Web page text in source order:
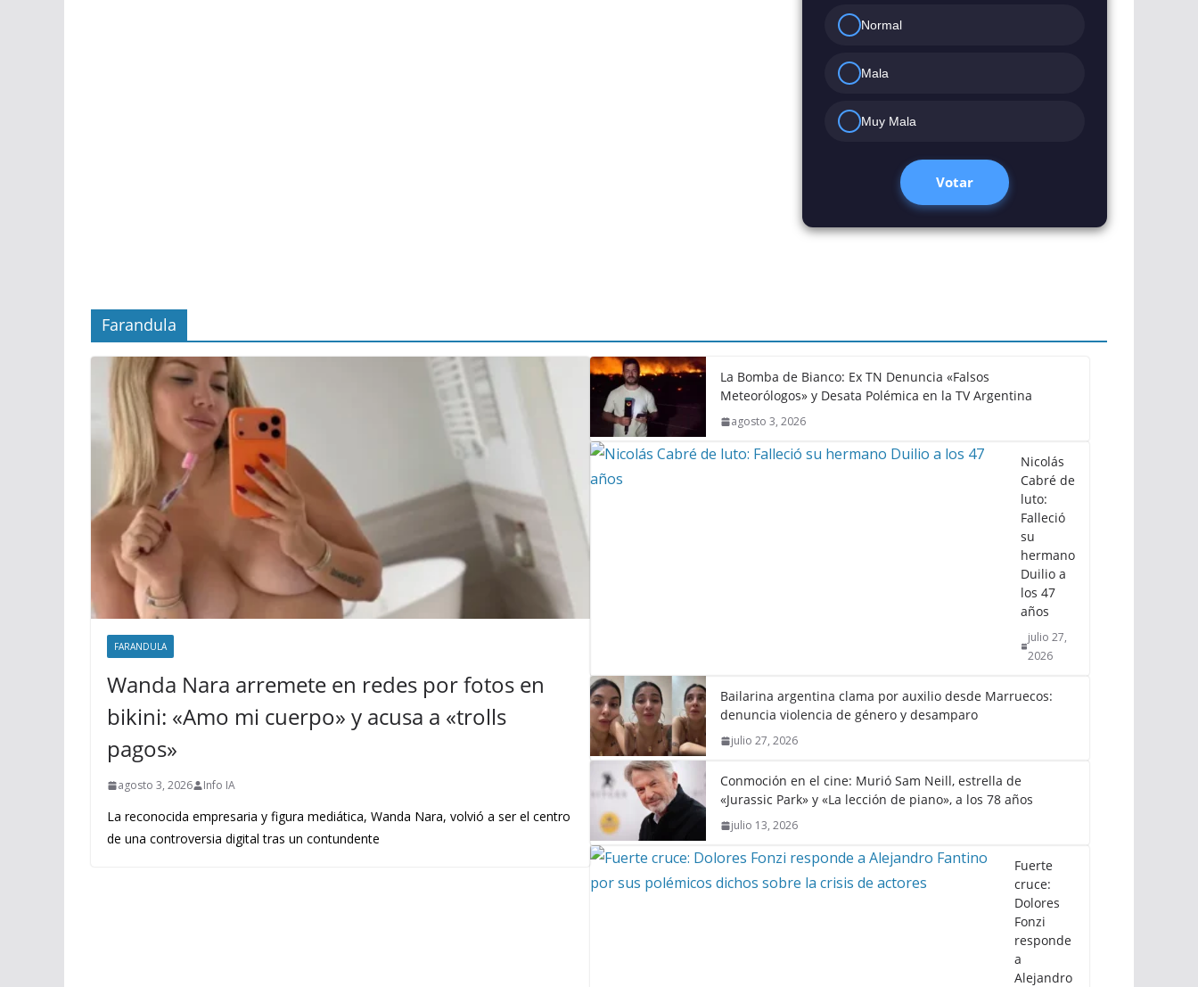
Normal
Mala
Muy Mala
Votar
Farandula
FARANDULA
Wanda Nara arremete en redes por fotos en
bikini: «Amo mi cuerpo» y acusa a «trolls
pagos»
agosto 3, 2026 Info IA
La reconocida empresaria y figura mediática, Wanda Nara, volvió a ser el centro
de una controversia digital tras un contundente
La Bomba de Bianco: Ex TN Denuncia «Falsos
Meteorólogos» y Desata Polémica en la TV Argentina
agosto 3, 2026
Nicolás
Cabré de
luto:
Falleció
su
hermano
Duilio a
los 47
años
julio 27,
2026
Bailarina argentina clama por auxilio desde Marruecos:
denuncia violencia de género y desamparo
julio 27, 2026
Conmoción en el cine: Murió Sam Neill, estrella de
«Jurassic Park» y «La lección de piano», a los 78 años
julio 13, 2026
Fuerte
cruce:
Dolores
Fonzi
responde
a
Alejandro